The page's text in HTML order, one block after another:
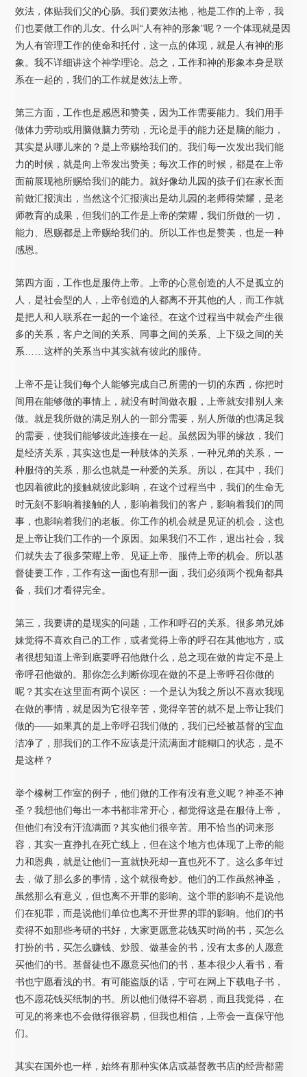
效法，体贴我们父的心肠。我们要效法祂，祂是工作的上帝，我
们也要做工作的儿女。什么叫“人有神的形象”呢？一个体现就是因
为人有管理工作的使命和托付，这一点的体现，就是人有神的形
象。我不详细讲这个神学理论。总之，工作和神的形象本身是联
系在一起的，我们的工作就是效法上帝。
第三方面，工作也是感恩和赞美，因为工作需要能力。我们用手
做体力劳动或用脑做脑力劳动，无论是手的能力还是脑的能力，
其实是从哪儿来的？是上帝赐给我们的。我们每一次发出我们能
力的时候，就是向上帝发出赞美；每次工作的时候，都是在上帝
面前展现祂所赐给我们的能力。就好像幼儿园的孩子们在家长面
前做汇报演出，当然这个汇报演出是幼儿园的老师得荣耀，是老
师教育的成果，但我们的工作是上帝的荣耀，我们所做的一切，
能力、恩赐都是上帝赐给我们的。所以工作也是赞美，也是一种
感恩。
第四方面，工作也是服侍上帝。上帝的心意创造的人不是孤立的
人，是社会型的人，上帝创造的人都离不开其他的人，而工作就
是把人和人联系在一起的一个途径。在这个过程当中就会产生很
多的关系，客户之间的关系、同事之间的关系、上下级之间的关
系……这样的关系当中其实就有彼此的服侍。
上帝不是让我们每个人能够完成自己所需的一切的东西，你把时
间用在能够做的事情上，就没有时间做衣服，上帝就安排别人来
做。就是我所做的满足别人的一部分需要，别人所做的也满足我
的需要，使我们能够彼此连接在一起。虽然因为罪的缘故，我们
是经济关系，其实这也是一种肢体的关系，一种兄弟的关系，一
种服侍的关系，那么也就是一种爱的关系。所以，在其中，我们
也因着彼此的接触就彼此影响，在这个过程当中，我们的生命无
时无刻不影响着接触的人，影响着我们的客户，影响着我们的同
事，也影响着我们的老板。你工作的机会就是见证的机会，这也
是上帝让我们工作的一个原因。如果我们不工作，退出社会，我
们就失去了很多荣耀上帝、见证上帝、服侍上帝的机会。所以基
督徒要工作，工作有这一面也有那一面，我们必须两个视角都具
备，我们才看得完全。
第三，我要讲的是现实的问题，工作和呼召的关系。很多弟兄姊
妹觉得不喜欢自己的工作，或者觉得上帝的呼召在其他地方，或
者很想知道上帝到底要呼召他做什么，总之现在做的肯定不是上
帝呼召他做的。那你怎么判断你现在做的不是上帝呼召你做的
呢？其实在这里面有两个误区：一个是认为我之所以不喜欢我现
在做的事情，就是因为它很辛苦，觉得辛苦的就不是上帝让我们
做的——如果真的是上帝呼召我们做的，我们已经被基督的宝血
洁净了，那我们的工作不应该是汗流满面才能糊口的状态，是不
是这样？
举个橡树工作室的例子，他们做的工作有没有意义呢？神圣不神
圣？我想他们每出一本书都非常开心，都觉得这是在服侍上帝，
但他们有没有汗流满面？其实他们很辛苦。用不恰当的词来形
容，其实一直挣扎在死亡线上，但在这个地方也体现了上帝的能
力和恩典，就是让他们一直就快死却一直也死不了。这么多年过
去，做了那么多的事情，这个就很奇妙。他们的工作虽然神圣，
虽然那么有意义，但也离不开罪的影响。这个罪的影响不是说他
们在犯罪，而是说他们单位也离不开世界的罪的影响。他们的书
卖得不如那些考研的书好，大家更愿意花钱买时尚的书，买怎么
打扮的书，买怎么赚钱、炒股、做基金的书，没有太多的人愿意
买他们的书。基督徒也不愿意买他们的书，基本很少人看书，看
书也宁愿看浅的书。有可能盗版的话，宁可在网上下载电子书，
也不愿花钱买纸制的书。所以他们做得不容易，而且我觉得，在
可见的将来也不会做得很容易，但我也相信，上帝会一直保守他
们。
其实在国外也一样，始终有那种实体店或基督教书店的经营都需